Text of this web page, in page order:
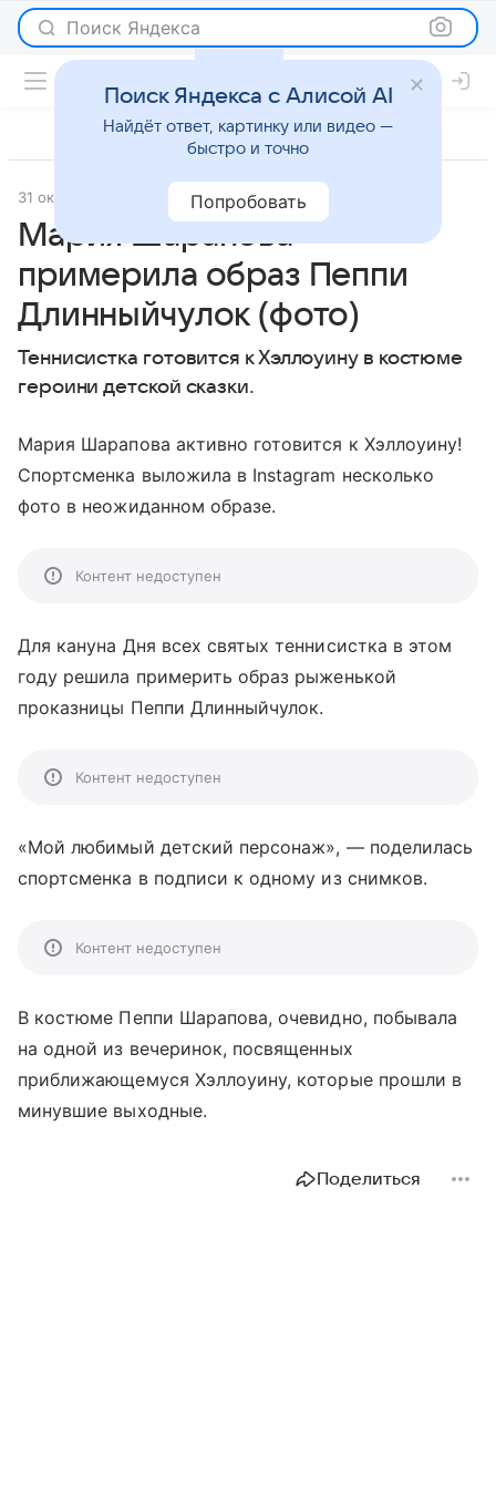
Поиск Яндекса
31 октября 2016 Светская жизнь
Мария Шарапова
примерила образ Пеппи
Длинныйчулок (фото)
Теннисистка готовится к Хэллоуину в костюме
героини детской сказки.
Мария Шарапова активно готовится к Хэллоуину!
Спортсменка выложила в Instagram несколько
фото в неожиданном образе.
Контент недоступен
Для кануна Дня всех святых теннисистка в этом
году решила примерить образ рыженькой
проказницы Пеппи Длинныйчулок.
Контент недоступен
«Мой любимый детский персонаж», — поделилась
спортсменка в подписи к одному из снимков.
Контент недоступен
В костюме Пеппи Шарапова, очевидно, побывала
на одной из вечеринок, посвященных
приближающемуся Хэллоуину, которые прошли в
минувшие выходные.
Поделиться
Поиск Яндекса с Алисой AI
Найдёт ответ, картинку или видео —
быстро и точно
Попробовать